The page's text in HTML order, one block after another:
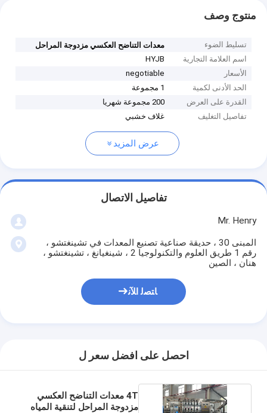
منتوج وصف
تسليط الضوء
معدات التناضح العكسي مزدوجة المراحل
اسم العلامة التجارية
HYJB
الأسعار
negotiable
الحد الأدنى لكمية
1 مجموعة
القدرة على العرض
200 مجموعة شهريا
تفاصيل التغليف
غلاف خشبي
عرض المزيد
تفاصيل الاتصال
Mr. Henry
المبنى 30 ، حديقة صناعية تصنيع المعدات في تشينغتشو ،
رقم 1 طريق العلوم والتكنولوجيا 2 ، شينغيانغ ، تشينغتشو ،
هنان ، الصين
ﺎﺘﺼﻟ ﺍﻶﻧ
احصل على افضل سعر ل
4T معدات التناضح العكسي
مزدوجة المراحل لتنقية المياه